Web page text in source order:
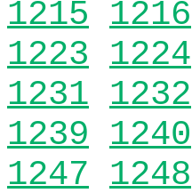
1215 1216
1223 1224
1231 1232
1239 1240
1247 1248